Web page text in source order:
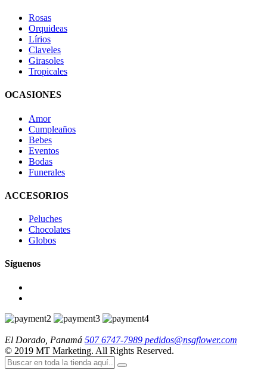
Rosas
Orquideas
Lírios
Claveles
Girasoles
Tropicales
OCASIONES
Amor
Cumpleaños
Bebes
Eventos
Bodas
Funerales
ACCESORIOS
Peluches
Chocolates
Globos
Síguenos
El Dorado, Panamá 507 6747-7989 pedidos@nsgflower.com
© 2019 MT Marketing. All Rights Reserved.